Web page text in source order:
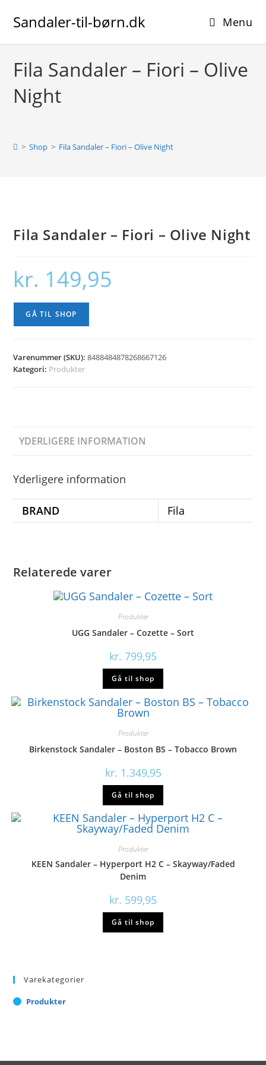
Sandaler-til-børn.dk Menu
Fila Sandaler – Fiori – Olive
Night
> Shop > Fila Sandaler – Fiori – Olive Night
Fila Sandaler – Fiori – Olive Night
kr. 149,95
GÅ TIL SHOP
Varenummer (SKU):8488484878268667126
Kategori: Produkter
YDERLIGERE INFORMATION
Yderligere information
BRAND Fila
Relaterede varer
Produkter
UGG Sandaler – Cozette – Sort
kr. 799,95
Gå til shop
Produkter
Birkenstock Sandaler – Boston BS – Tobacco Brown
kr. 1.349,95
Gå til shop
Produkter
KEEN Sandaler – Hyperport H2 C – Skayway/Faded
Denim
kr. 599,95
Gå til shop
Varekategorier
Produkter